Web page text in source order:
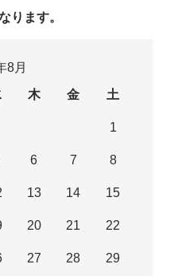
ります。
8月
木 金 土
1
6 7 8
13 14 15
20 21 22
27 28 29